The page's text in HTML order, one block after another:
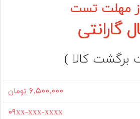
مهلت تست
گارانتی
برگشت کالا )
۶,۵۰۰,۰۰۰ تومان
۰۹xx-xxx-xxxx